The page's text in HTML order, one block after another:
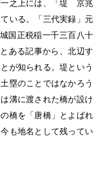
一之上には、「堤 京兆
いる。「三代実録」元
国正税稲一千三百八十
ある記事から、北辺す
が知られる。堤という
塁のことではなかろう
溝に渡された橋が設け
橋を「唐橋」とよばれ
も地名として残ってい